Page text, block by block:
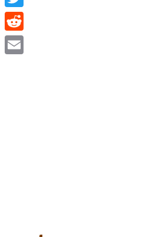
n
e
a
c
e
T
w
i
R